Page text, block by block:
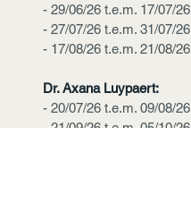
- 29/06/26 t.e.m. 17/07/26
- 27/07/26 t.e.m. 31/07/26
- 17/08/26 t.e.m. 21/08/26
Dr. Axana Luypaert:
- 20/07/26 t.e.m. 09/08/26
- 21/09/26 t.e.m. 05/10/26